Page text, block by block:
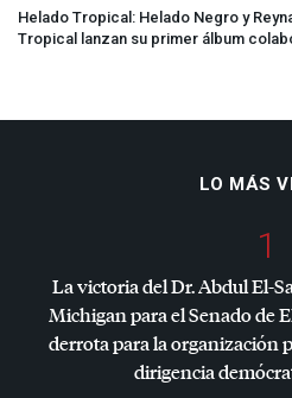
Helado Tropical: Helado Negro y
Tropical lanzan su primer álbum
LO MÁS
1
La victoria del Dr. Abdul El-
Michigan para el Senado de
derrota para la organización
dirigencia